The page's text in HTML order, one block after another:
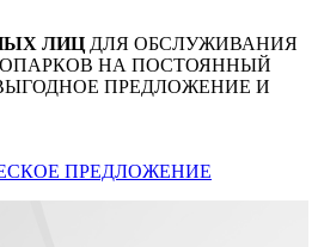
ЛИЦ ДЛЯ ОБСЛУЖИВАНИЯ
НА ПОСТОЯННЫЙ
ПРЕДЛОЖЕНИЕ И
ПРЕДЛОЖЕНИЕ